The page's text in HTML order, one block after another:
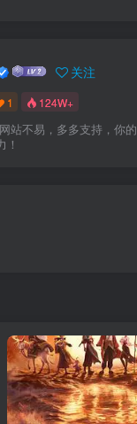
关注
1 124W+
站不易，多多支持，你的